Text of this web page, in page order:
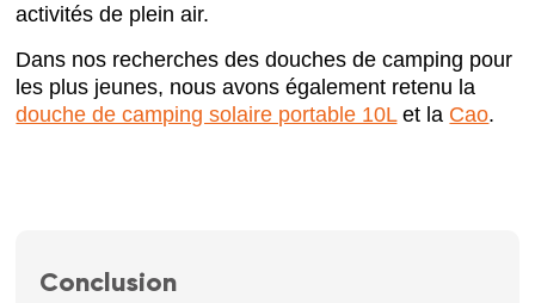
activités de plein air.
Dans nos recherches des douches de camping pour
les plus jeunes, nous avons également retenu la
douche de camping solaire portable 10Let la Cao.
Conclusion